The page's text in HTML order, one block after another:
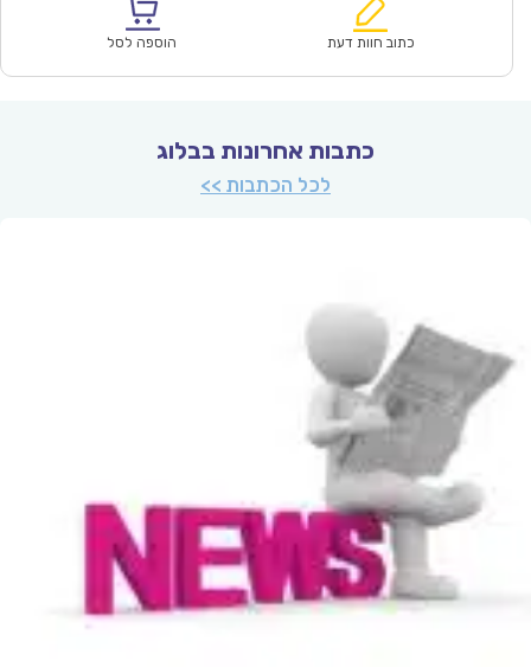
₪67.00.
הוא:
כתוב חוות דעת הוספה לסל
כתבות אחרונות בבלוג
לכל הכתבות >>